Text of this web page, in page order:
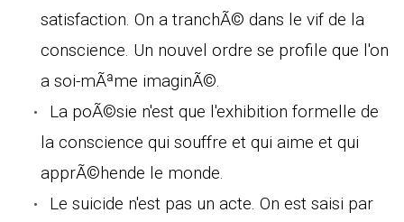
satisfaction. On a tranchÃ© dans le vif de la
conscience. Un nouvel ordre se profile que l'on
a soi-mÃªme imaginÃ©.
La poÃ©sie n'est que l'exhibition formelle de
la conscience qui souffre et qui aime et qui
apprÃ©hende le monde.
Le suicide n'est pas un acte. On est saisi par